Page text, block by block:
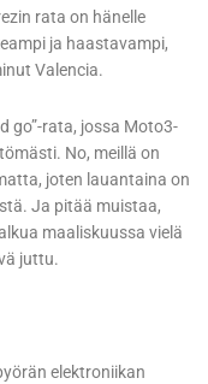
rata on hänelle
ja haastavampi,
Valencia.
go”-rata, jossa Moto3-
No, meillä on
joten lauantaina on
Ja pitää muistaa,
maaliskuussa vielä
juttu.
elektroniikan